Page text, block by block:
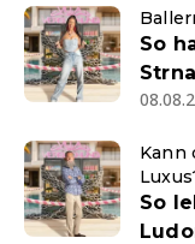
So
Kann
So